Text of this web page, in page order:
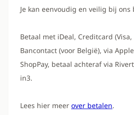
Je kan eenvoudig en veilig bij ons
Betaal met iDeal, Creditcard
Bancontact (voor België), via
ShopPay, betaal achteraf via
in3.
Lees hier meer over betalen.